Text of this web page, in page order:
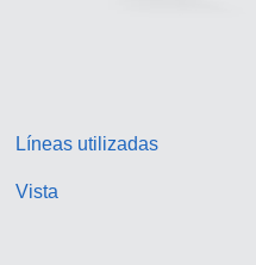
Líneas utilizadas
Vista